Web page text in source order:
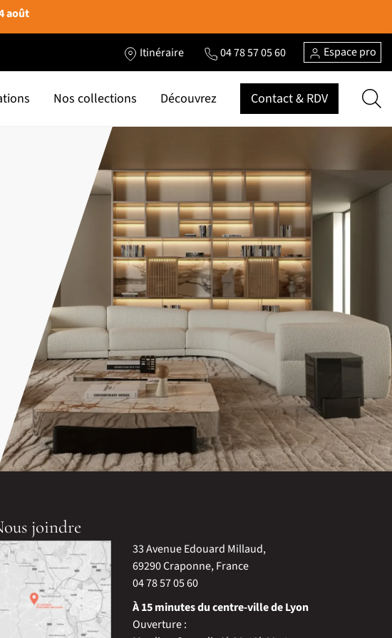
août
Itinéraire 04 78 57 05 60 Espace pro
Nos collections Découvrez Contact & RDV
joindre
33 Avenue Edouard Millaud,
69290 Craponne, France
04 78 57 05 60
À 15 minutes du centre-ville de Lyon
Ouverture :